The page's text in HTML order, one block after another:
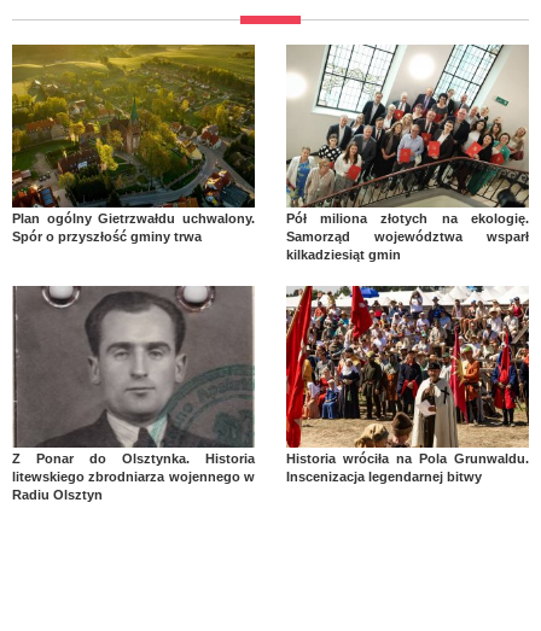
Plan ogólny Gietrzwałdu uchwalony.
Spór o przyszłość gminy trwa
Pół miliona złotych na ekologię.
Samorząd województwa wsparł
kilkadziesiąt gmin
Z Ponar do Olsztynka. Historia
litewskiego zbrodniarza wojennego w
Radiu Olsztyn
Historia wróciła na Pola Grunwaldu.
Inscenizacja legendarnej bitwy